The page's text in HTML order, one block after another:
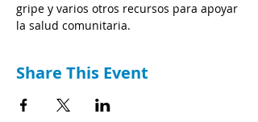
gripe y varios otros recursos para apoyar
la salud comunitaria.
Share This Event